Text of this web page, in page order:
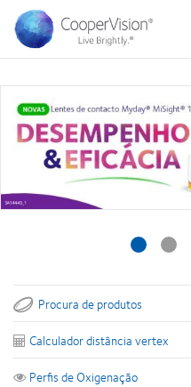
Passar
para
conteúdo
Procura de produtos
Calculador distância vertex
Perfis de Oxigenação